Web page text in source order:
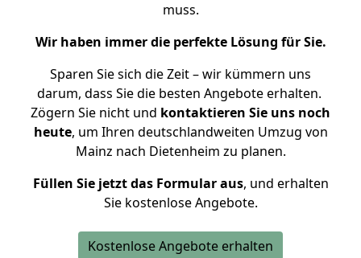
muss.
Wir haben immer die perfekte Lösung für Sie.
Sparen Sie sich die Zeit – wir kümmern uns
darum, dass Sie die besten Angebote erhalten.
Zögern Sie nicht und kontaktieren Sie uns noch
heute, um Ihren deutschlandweiten Umzug von
Mainz nach Dietenheim zu planen.
Füllen Sie jetzt das Formular aus, und erhalten
Sie kostenlose Angebote.
Kostenlose Angebote erhalten